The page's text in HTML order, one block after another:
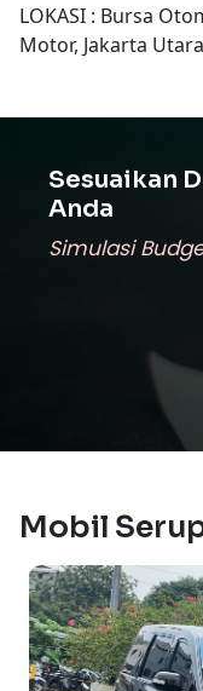
LOKASI : Bursa
Motor, Jakarta
Sesuaikan
Anda
Simulasi
Mobil